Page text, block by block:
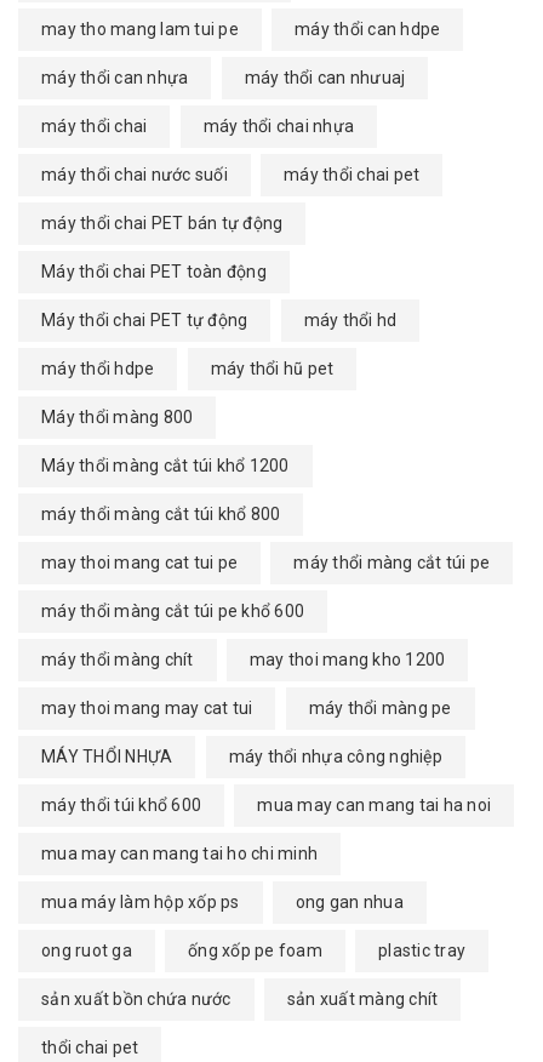
may tho mang lam tui pe máy thổi can hdpe
máy thổi can nhựa máy thổi can nhưuaj
máy thổi chai máy thổi chai nhựa
máy thổi chai nước suối máy thổi chai pet
máy thổi chai PET bán tự động
Máy thổi chai PET toàn động
Máy thổi chai PET tự động máy thổi hd
máy thổi hdpe máy thổi hũ pet
Máy thổi màng 800
Máy thổi màng cắt túi khổ 1200
máy thổi màng cắt túi khổ 800
may thoi mang cat tui pe máy thổi màng cắt túi pe
máy thổi màng cắt túi pe khổ 600
máy thổi màng chít may thoi mang kho 1200
may thoi mang may cat tui máy thổi màng pe
MÁY THỔI NHỰA máy thổi nhựa công nghiệp
máy thổi túi khổ 600 mua may can mang tai ha noi
mua may can mang tai ho chi minh
mua máy làm hộp xốp ps ong gan nhua
ong ruot ga ống xốp pe foam plastic tray
sản xuất bồn chứa nước sản xuất màng chít
thổi chai pet